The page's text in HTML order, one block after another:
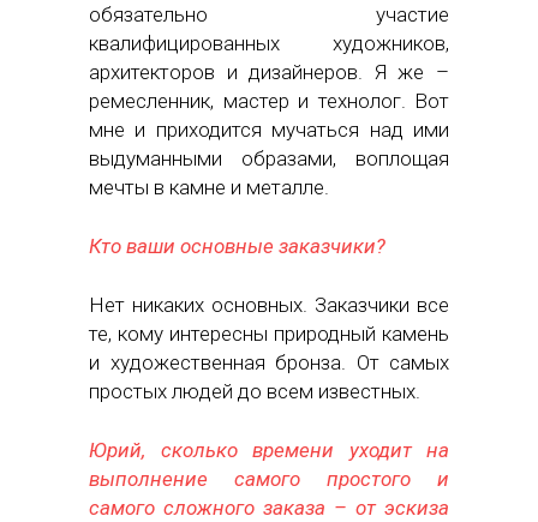
обязательно участие
квалифицированных художников,
архитекторов и дизайнеров. Я же –
ремесленник, мастер и технолог. Вот
мне и приходится мучаться над ими
выдуманными образами, воплощая
мечты в камне и металле.
Кто ваши основные заказчики?
Нет никаких основных. Заказчики все
те, кому интересны природный камень
и художественная бронза. От самых
простых людей до всем известных.
Юрий, сколько времени уходит на
выполнение самого простого и
самого сложного заказа – от эскиза